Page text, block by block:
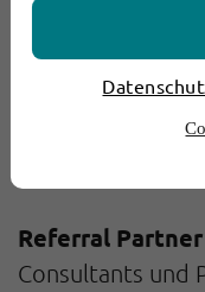
verkaufen,
beratend tätig
Integration
bei der
Referral Partner
Consultants und